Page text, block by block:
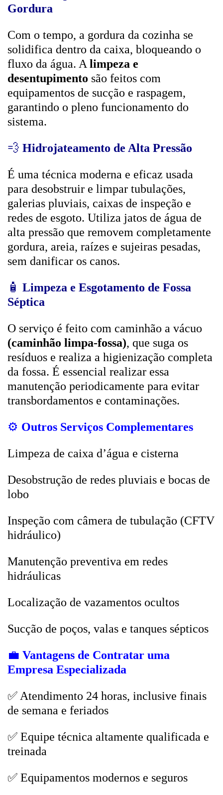
Gordura
Com o tempo, a gordura da cozinha se
solidifica dentro da caixa, bloqueando o
fluxo da água. A limpeza e
desentupimento são feitos com
equipamentos de sucção e raspagem,
garantindo o pleno funcionamento do
sistema.
💨 Hidrojateamento de Alta Pressão
É uma técnica moderna e eficaz usada
para desobstruir e limpar tubulações,
galerias pluviais, caixas de inspeção e
redes de esgoto. Utiliza jatos de água de
alta pressão que removem completamente
gordura, areia, raízes e sujeiras pesadas,
sem danificar os canos.
🧴 Limpeza e Esgotamento de Fossa
Séptica
O serviço é feito com caminhão a vácuo
(caminhão limpa-fossa), que suga os
resíduos e realiza a higienização completa
da fossa. É essencial realizar essa
manutenção periodicamente para evitar
transbordamentos e contaminações.
⚙️ Outros Serviços Complementares
Limpeza de caixa d’água e cisterna
Desobstrução de redes pluviais e bocas de
lobo
Inspeção com câmera de tubulação (CFTV
hidráulico)
Manutenção preventiva em redes
hidráulicas
Localização de vazamentos ocultos
Sucção de poços, valas e tanques sépticos
💼 Vantagens de Contratar uma
Empresa Especializada
✅ Atendimento 24 horas, inclusive finais
de semana e feriados
✅ Equipe técnica altamente qualificada e
treinada
✅ Equipamentos modernos e seguros